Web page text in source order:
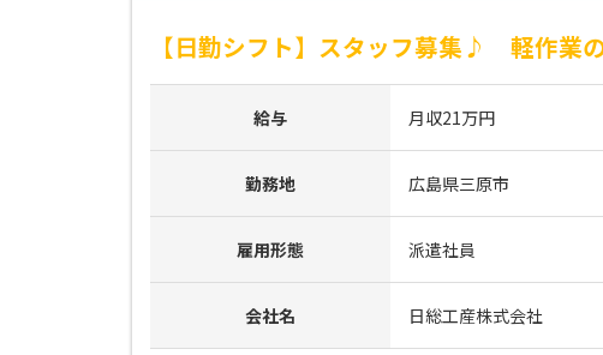
【日勤シフト】スタッフ募集♪ 軽作業
給与 月収21万円
勤務地 広島県三原市
雇用形態 派遣社員
会社名 日総工産株式会社